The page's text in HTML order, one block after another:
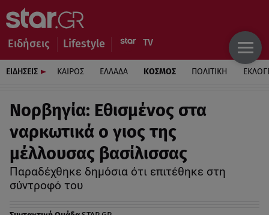
Ειδήσεις Lifestyle
ΕΙΔΗΣΕΙΣ ΚΑΙΡΟΣ ΕΛΛΑΔΑ ΚΟΣΜΟΣ ΠΟΛΙΤΙΚΗ
Νορβηγία: Εθισμένος στα
ναρκωτικά ο γιος της
μέλλουσας βασίλισσας
Παραδέχθηκε δημόσια ότι επιτέθηκε στη
σύντροφό του